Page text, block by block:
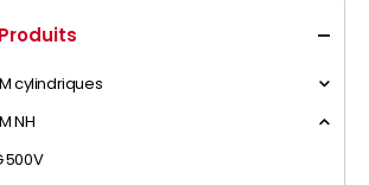
cylindriques
NH
500V